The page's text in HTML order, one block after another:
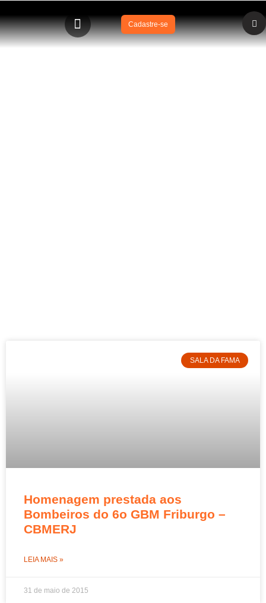
Cadastre-se
SALA DA FAMA
Homenagem prestada aos
Bombeiros do 6o GBM Friburgo –
CBMERJ
LEIA MAIS »
31 de maio de 2015